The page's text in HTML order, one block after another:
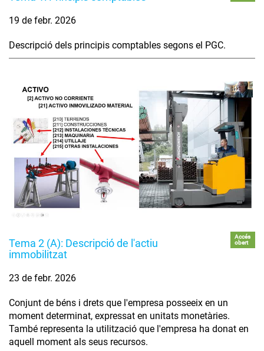
19 de febr. 2026
Descripció dels principis comptables segons el PGC.
Tema 2 (A): Descripció de l'actiu
immobilitzat
Accés
obert
23 de febr. 2026
Conjunt de béns i drets que l'empresa posseeix en un
moment determinat, expressat en unitats monetàries.
També representa la utilització que l'empresa ha donat en
aquell moment als seus recursos.